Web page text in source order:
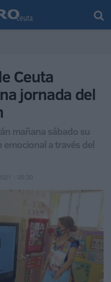
Ceuta
jornada del
mañana sábado su
a través del
- 05:30